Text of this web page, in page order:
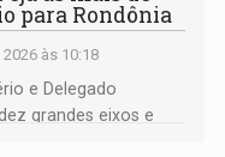
para Rondônia
às 10:18
e Delegado
grandes eixos e